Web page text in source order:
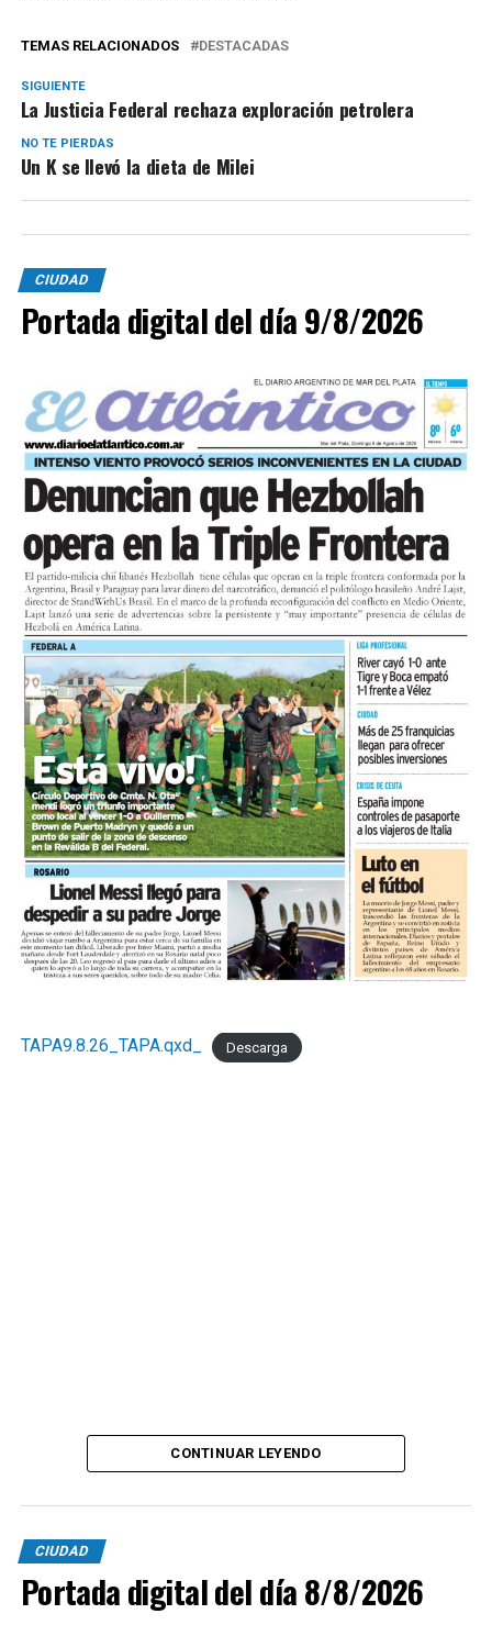
TEMAS RELACIONADOS DESTACADAS
SIGUIENTE
La Justicia Federal rechaza exploración petrolera
NO TE PIERDAS
Un K se llevó la dieta de Milei
CIUDAD
Portada digital del día 9/8/2026
TAPA9.8.26_TAPA.qxd_ Descarga
CONTINUAR LEYENDO
CIUDAD
Portada digital del día 8/8/2026